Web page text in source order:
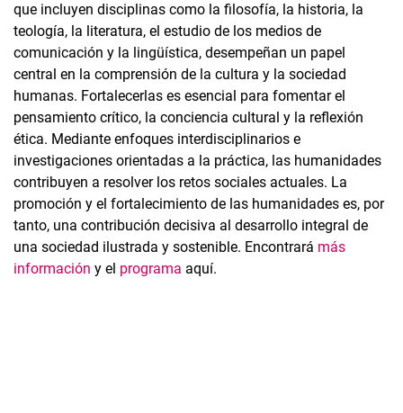
que incluyen disciplinas como la filosofía, la historia, la
teología, la literatura, el estudio de los medios de
comunicación y la lingüística, desempeñan un papel
central en la comprensión de la cultura y la sociedad
humanas. Fortalecerlas es esencial para fomentar el
pensamiento crítico, la conciencia cultural y la reflexión
ética. Mediante enfoques interdisciplinarios e
investigaciones orientadas a la práctica, las humanidades
contribuyen a resolver los retos sociales actuales. La
promoción y el fortalecimiento de las humanidades es, por
tanto, una contribución decisiva al desarrollo integral de
una sociedad ilustrada y sostenible. Encontrará más
información y el programa aquí.